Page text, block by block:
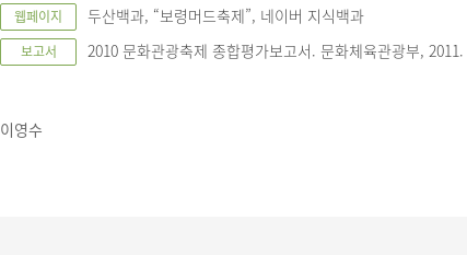
웹페이지 두산백과, “보령머드축제”, 네이버 지식백과
보고서 2010 문화관광축제 종합평가보고서. 문화체육관광부, 2011.
이영수